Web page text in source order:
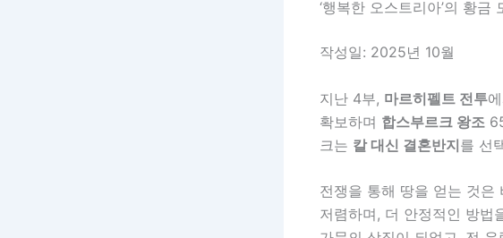
‘행복한 오스트리아’의 황금
작성일: 2025년 10월
지난 4부, 마르히펠트 전투
확보하며 합스부르크 왕조
크는 칼 대신 결혼반지를 선
전쟁을 통해 땅을 얻는 것은
저렴하며, 더 안정적인 방법